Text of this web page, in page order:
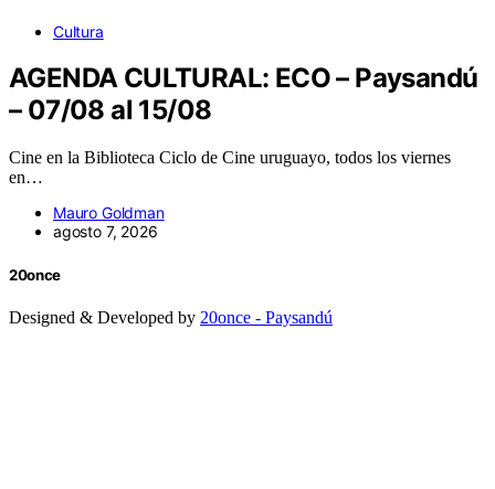
Cultura
AGENDA CULTURAL: ECO – Paysandú
– 07/08 al 15/08
Cine en la Biblioteca Ciclo de Cine uruguayo, todos los viernes
en…
Mauro Goldman
agosto 7, 2026
20once
Designed & Developed by 20once - Paysandú